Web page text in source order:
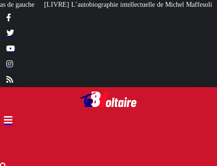
intellectuelle de Michel Maffesoli Pour regagner son influence en